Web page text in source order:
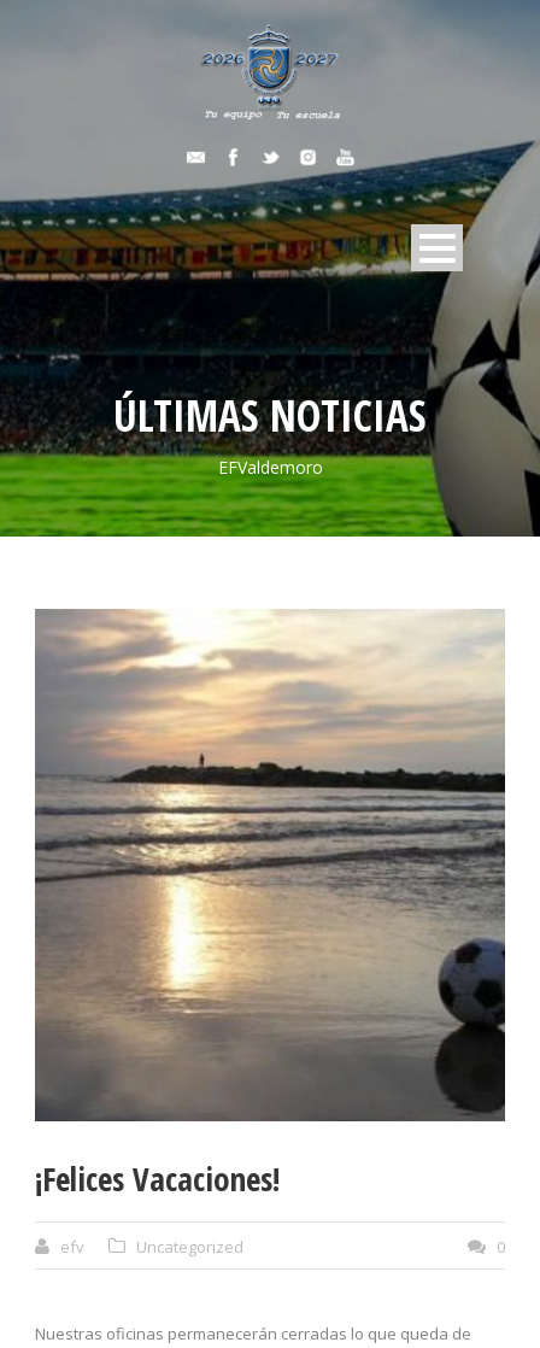
ÚLTIMAS NOTICIAS
EFValdemoro
¡Felices Vacaciones!
efv Uncategorized 0
Nuestras oficinas permanecerán cerradas lo que queda de